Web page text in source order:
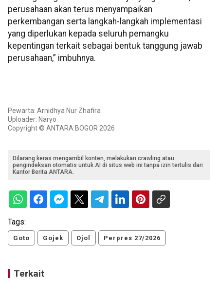
perusahaan akan terus menyampaikan
perkembangan serta langkah-langkah implementasi
yang diperlukan kepada seluruh pemangku
kepentingan terkait sebagai bentuk tanggung jawab
perusahaan,” imbuhnya.
Pewarta: Arnidhya Nur Zhafira
Uploader: Naryo
Copyright © ANTARA BOGOR 2026
Dilarang keras mengambil konten, melakukan crawling atau
pengindeksan otomatis untuk AI di situs web ini tanpa izin tertulis dari
Kantor Berita ANTARA.
Tags:
Goto Gojek Ojol Perpres 27/2026
Terkait